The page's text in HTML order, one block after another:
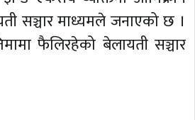
सञ्चार माध्यमले जनाएको छ ।
फैलिरहेको बेलायती सञ्चार